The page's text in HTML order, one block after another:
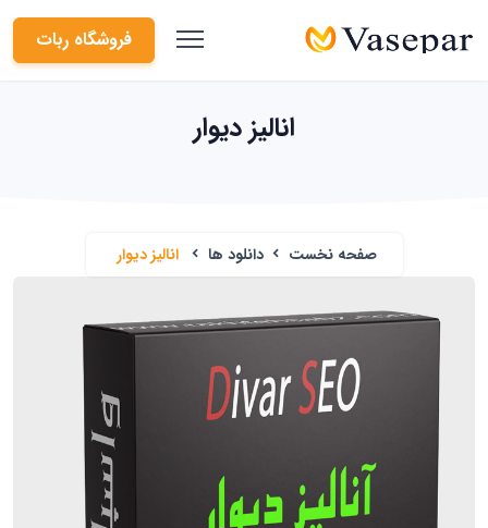
فروشگاه ربات
انالیز دیوار
صفحه نخست دانلود ها انالیز دیوار